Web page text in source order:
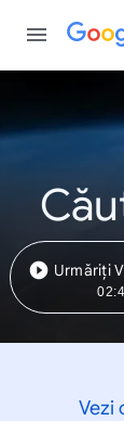
Urmăriți
Vezi